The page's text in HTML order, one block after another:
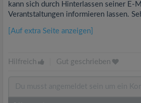
kann sich durch Hinterlassen seiner E-
Verantstaltungen informieren lassen.
[Auf extra Seite anzeigen]
Hilfreich Gut geschrieben